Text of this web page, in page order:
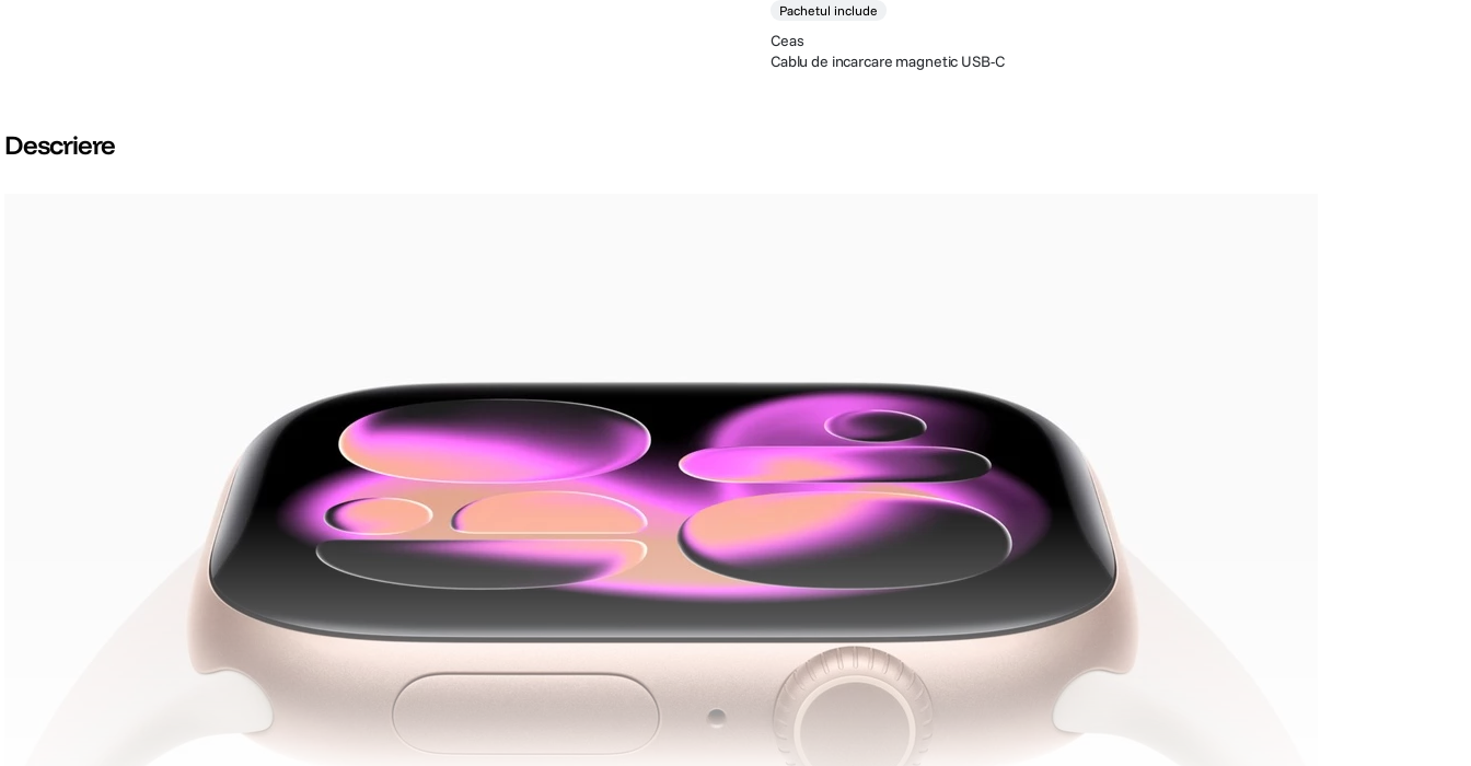
Pachetul include
Ceas
Cablu de incarcare magnetic USB-C
Descriere